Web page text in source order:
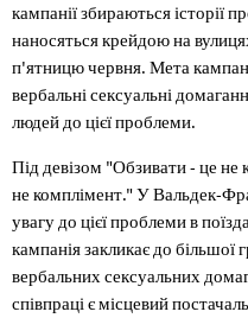
кампанії збираються історії
наносяться крейдою на
п'ятницю червня. Мета
вербальні сексуальні
людей до цієї проблеми.
Під девізом "Обзивати - це не
не комплімент." У Вальдек-
увагу до цієї проблеми в
кампанія закликає до
вербальних сексуальних
співпраці є місцевий